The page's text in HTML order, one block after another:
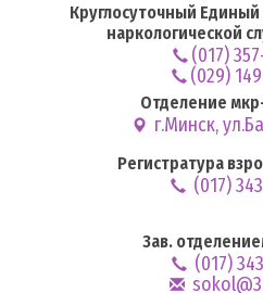
Круглосуточный
наркологической
(017)
(029)
Отделение
г.Минск,
Регистратура
(017)
Зав.
(017)